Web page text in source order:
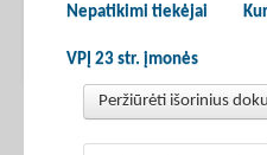
Nepatikimi tiekėjai
VPĮ 23 str. įmonės
Peržiūrėti išorinius